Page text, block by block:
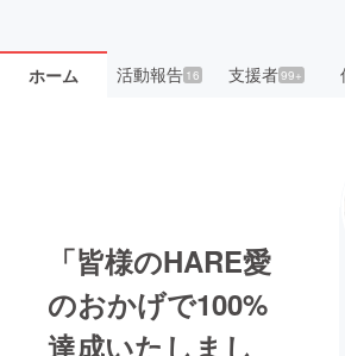
ホーム 活動報告16 支援者99+
「皆様のHARE愛
のおかげで100%
達成いたしまし